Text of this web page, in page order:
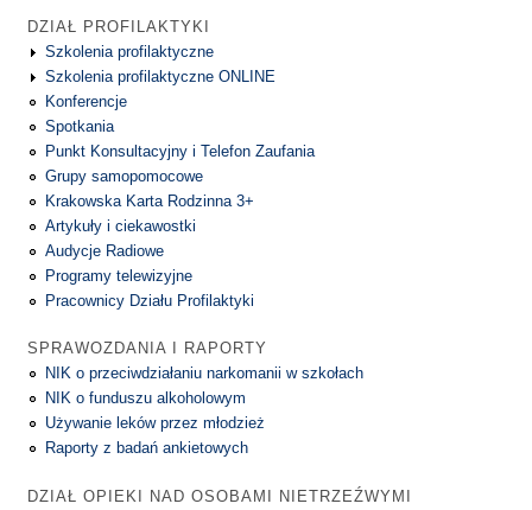
DZIAŁ PROFILAKTYKI
Szkolenia profilaktyczne
Szkolenia profilaktyczne ONLINE
Konferencje
Spotkania
Punkt Konsultacyjny i Telefon Zaufania
Grupy samopomocowe
Krakowska Karta Rodzinna 3+
Artykuły i ciekawostki
Audycje Radiowe
Programy telewizyjne
Pracownicy Działu Profilaktyki
SPRAWOZDANIA I RAPORTY
NIK o przeciwdziałaniu narkomanii w szkołach
NIK o funduszu alkoholowym
Używanie leków przez młodzież
Raporty z badań ankietowych
DZIAŁ OPIEKI NAD OSOBAMI NIETRZEŹWYMI